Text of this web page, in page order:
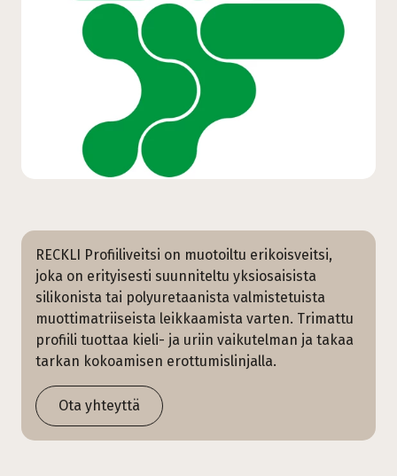
RECKLI Profiiliveitsi on muotoiltu erikoisveitsi,
joka on erityisesti suunniteltu yksiosaisista
silikonista tai polyuretaanista valmistetuista
muottimatriiseista leikkaamista varten. Trimattu
profiili tuottaa kieli- ja uriin vaikutelman ja takaa
tarkan kokoamisen erottumislinjalla.
Ota yhteyttä